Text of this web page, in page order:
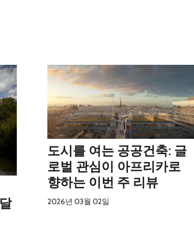
도시를 여는 공공건축: 글
로벌 관심이 아프리카로
향하는 이번 주 리뷰
2026년 03월 02일